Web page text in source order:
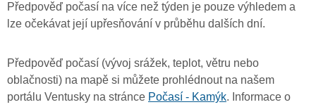
Předpověď počasí na více než týden je pouze výhledem a
lze očekávat její upřesňování v průběhu dalších dní.
Předpověď počasí (vývoj srážek, teplot, větru nebo
oblačnosti) na mapě si můžete prohlédnout na našem
portálu Ventusky na stránce Počasí - Kamýk. Informace o